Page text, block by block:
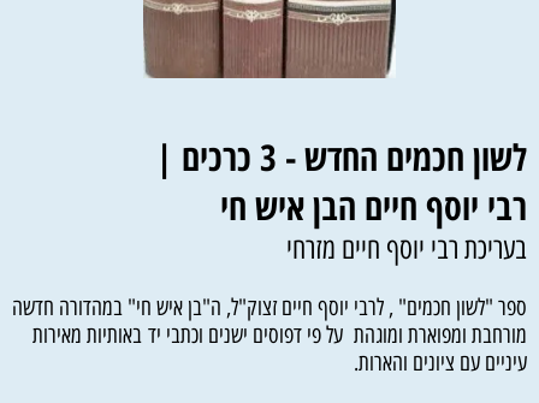
לשון חכמים החדש - 3 כרכים |
רבי יוסף חיים הבן איש חי
בעריכת רבי יוסף חיים מזרחי
ספר "לשון חכמים" , לרבי יוסף חיים זצוק"ל, ה"בן איש חי" במהדורה חדשה
מורחבת ומפוארת ומוגהת על פי דפוסים ישנים וכתבי יד באותיות מאירות
עיניים עם ציונים והארות.